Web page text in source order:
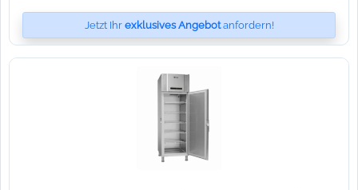
Jetzt Ihr exklusives Angebotanfordern!